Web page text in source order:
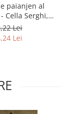
paianjen al
Cella Serghi,
2020
Lei
Lei